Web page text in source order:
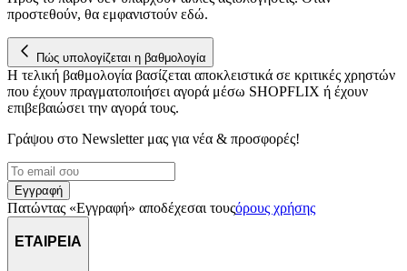
προστεθούν, θα εμφανιστούν εδώ.
Πώς υπολογίζεται η βαθμολογία
Η τελική βαθμολογία βασίζεται αποκλειστικά σε κριτικές χρηστών
που έχουν πραγματοποιήσει αγορά μέσω SHOPFLIX ή έχουν
επιβεβαιώσει την αγορά τους.
Γράψου στο Νewsletter μας για νέα & προσφορές!
Εγγραφή
Πατώντας «Εγγραφή» αποδέχεσαι τουςόρους χρήσης
ΕΤΑΙΡΕΙΑ